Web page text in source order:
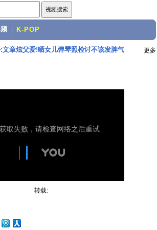
K-POP
文章炫父爱!晒女儿弹琴照检讨不该发脾气 更多
转载: